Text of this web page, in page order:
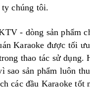
chúng tôi.
- dòng sản phẩm
Karaoke được tối
thao tác sử dụng.
sao sản phẩm luôn
các đầu Karaoke tốt